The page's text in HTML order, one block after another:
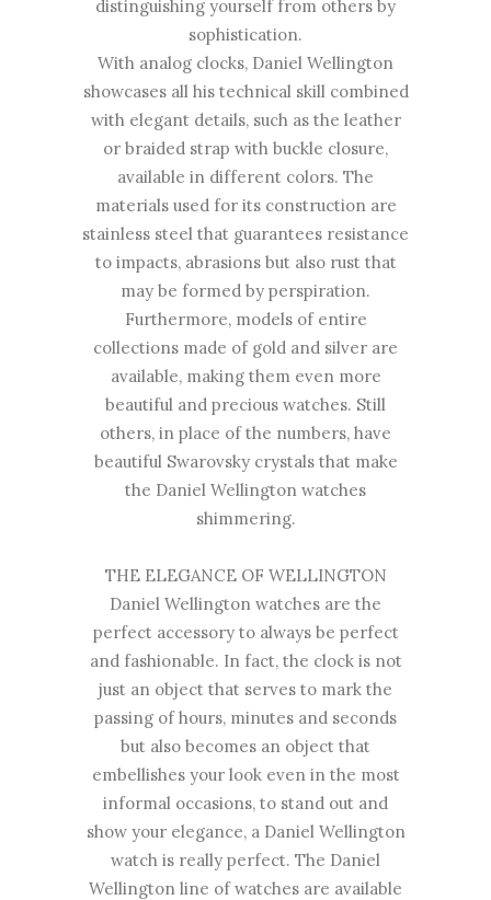
distinguishing yourself from others by
sophistication.
With analog clocks, Daniel Wellington
showcases all his technical skill combined
with elegant details, such as the leather
or braided strap with buckle closure,
available in different colors. The
materials used for its construction are
stainless steel that guarantees resistance
to impacts, abrasions but also rust that
may be formed by perspiration.
Furthermore, models of entire
collections made of gold and silver are
available, making them even more
beautiful and precious watches. Still
others, in place of the numbers, have
beautiful Swarovsky crystals that make
the Daniel Wellington watches
shimmering.
THE ELEGANCE OF WELLINGTON
Daniel Wellington watches are the
perfect accessory to always be perfect
and fashionable. In fact, the clock is not
just an object that serves to mark the
passing of hours, minutes and seconds
but also becomes an object that
embellishes your look even in the most
informal occasions, to stand out and
show your elegance, a Daniel Wellington
watch is really perfect. The Daniel
Wellington line of watches are available